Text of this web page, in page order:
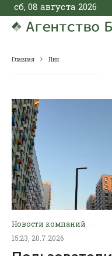
сб, 08 августа 2026
Главная Пик
Новости компаний ·
15:23, 20.7.2026